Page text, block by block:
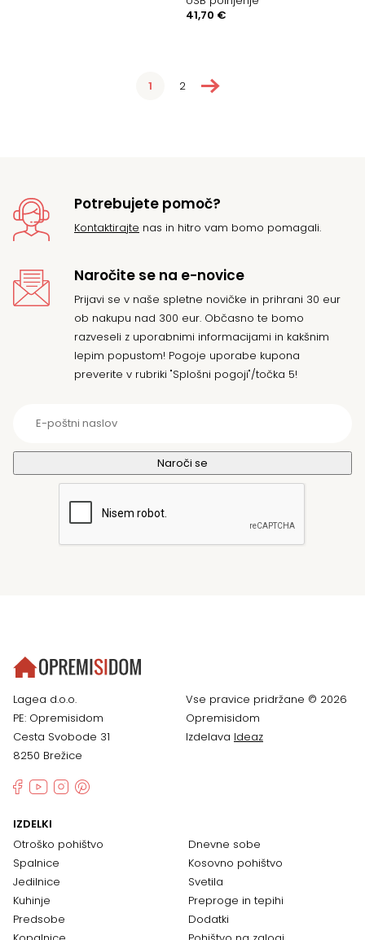
41,70 €
1 2→
Potrebujete pomoč?
Kontaktirajte nas in hitro vam bomo pomagali.
Naročite se na e-novice
Prijavi se v naše spletne novičke in prihrani 30 eur
ob nakupu nad 300 eur. Občasno te bomo
razveseli z uporabnimi informacijami in kakšnim
lepim popustom! Pogoje uporabe kupona
preverite v rubriki "Splošni pogoji"/točka 5!
Lagea d.o.o.
PE: Opremisidom
Cesta Svobode 31
8250 Brežice
Vse pravice pridržane © 2026
Opremisidom
Izdelava Ideaz
IZDELKI
Otroško pohištvo
Spalnice
Jedilnice
Kuhinje
Predsobe
Dnevne sobe
Kosovno pohištvo
Svetila
Preproge in tepihi
Dodatki